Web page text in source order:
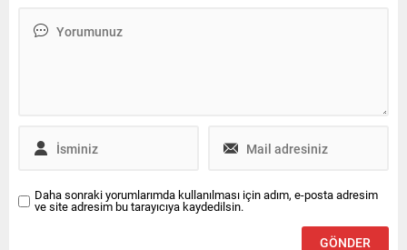
Daha sonraki yorumlarımda kullanılması için adım, e-posta adresim
ve site adresim bu tarayıcıya kaydedilsin.